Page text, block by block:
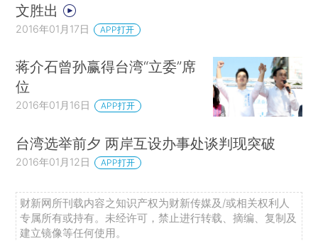
文胜出
2016年01月17日 APP打开
蒋介石曾孙赢得台湾“立委”席
位
2016年01月16日 APP打开
台湾选举前夕 两岸互设办事处谈判现突破
2016年01月12日 APP打开
财新网所刊载内容之知识产权为财新传媒及/或相关权利人
专属所有或持有。未经许可，禁止进行转载、摘编、复制及
建立镜像等任何使用。